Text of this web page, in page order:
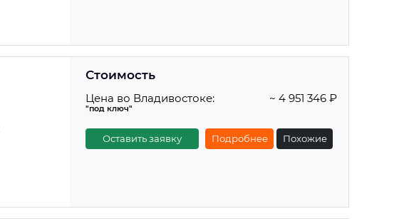
Стоимость
Цена во Владивостоке:
"под ключ"
~ 4 951 346 ₽
Оставить заявку Подробнее Похожие